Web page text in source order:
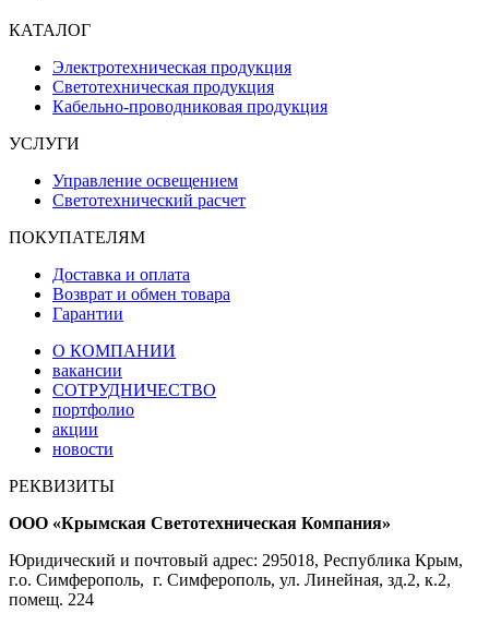
КАТАЛОГ
Электротехническая продукция
Светотехническая продукция
Кабельно-проводниковая продукция
УСЛУГИ
Управление освещением
Светотехнический расчет
ПОКУПАТЕЛЯМ
Доставка и оплата
Возврат и обмен товара
Гарантии
О КОМПАНИИ
вакансии
СОТРУДНИЧЕСТВО
портфолио
акции
новости
РЕКВИЗИТЫ
ООО «Крымская Светотехническая Компания»
Юридический и почтовый адрес: 295018, Республика Крым,
г.о. Симферополь, г. Симферополь, ул. Линейная, зд.2, к.2,
помещ. 224